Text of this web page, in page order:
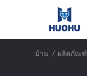
บ้าน / ผลิตภัณฑ์